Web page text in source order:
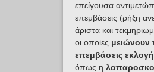
επείγουσα
επεμβάσεις (ρήξη
άριστα και
οι οποίες μειώνουν
επεμβάσεις
όπως η